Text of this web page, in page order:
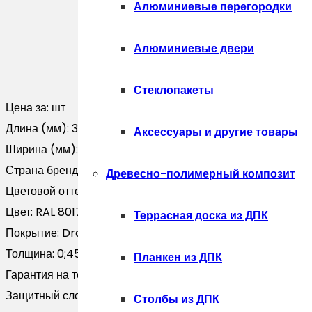
Алюминиевые перегородки
Алюминиевые двери
Стеклопакеты
Аксессуары и другие товары
Древесно-полимерный композит
Террасная доска из ДПК
Планкен из ДПК
Столбы из ДПК
Цена за: шт
Длина (мм): 3000
Ширина (мм):
Страна бренда:
Россия
Цветовой оттенок:
Цвет: RAL 8017
Покрытие: Drap TX
Толщина: 0;45
Гарантия на технические хара:
Защитный слой, г/м2: Zn 100-140